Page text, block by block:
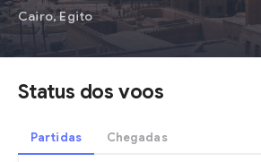
Cairo,Egito
Status dos voos
Partidas Chegadas